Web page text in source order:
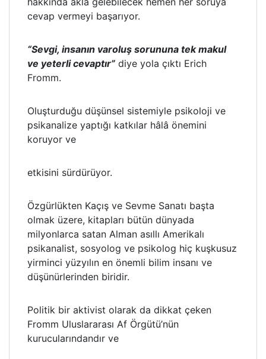
cevap vermeyi başarıyor.
“Sevgi, insanın varoluş sorununa tek makul
ve yeterli cevaptır” diye yola çıktı Erich
Fromm.
Oluşturduğu düşünsel sistemiyle psikoloji ve
psikanalize yaptığı katkılar hâlâ önemini
koruyor ve
etkisini sürdürüyor.
Özgürlükten Kaçış ve Sevme Sanatı başta
olmak üzere, kitapları bütün dünyada
milyonlarca satan Alman asıllı Amerikalı
psikanalist, sosyolog ve psikolog hiç kuşkusuz
yirminci yüzyılın en önemli bilim insanı ve
düşünürlerinden biridir.
Politik bir aktivist olarak da dikkat çeken
Fromm Uluslararası Af Örgütü’nün
kurucularındandır ve